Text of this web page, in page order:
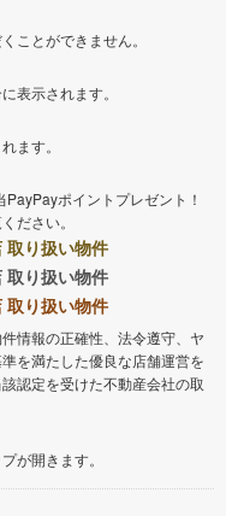
ことができません。
表示されます。
ます。
ポイントプレゼント！
ださい。
取り扱い物件
取り扱い物件
取り扱い物件
情報の正確性、法令遵守、ヤ
を満たした優良な店舗運営を
認定を受けた不動産会社の取
が開きます。